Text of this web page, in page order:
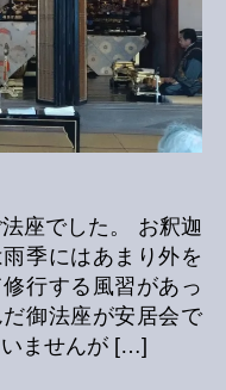
座でした。 お釈迦
季にはあまり外を
行する風習があっ
御法座が安居会で
ませんが […]